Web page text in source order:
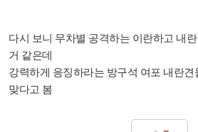
다시 보니 무차별 공격하는 이란하고 내
거 같은데
강력하게 응징하라는 방구석 여포 내란
맞다고 봄